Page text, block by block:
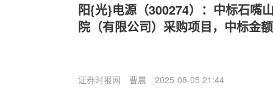
阳{光}电源（300274）：中标石嘴
院（有限公司）采购项目，中标金
证券时报网 曹晨 2025-08-05 21:44